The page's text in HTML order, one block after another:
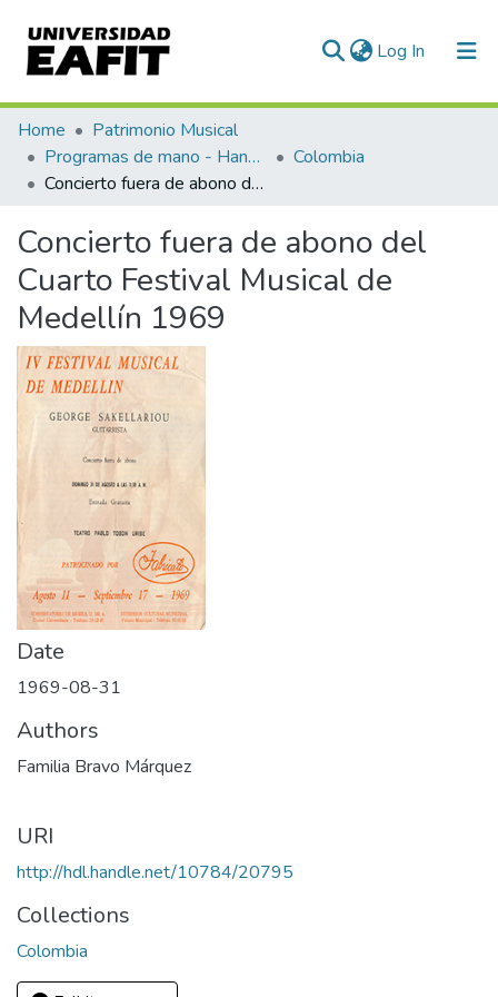
Log In (current)
Communities & Collections
All of DSpace
Home
Patrimonio Musical
Programas de mano - Hand programs
Colombia
Concierto fuera de abono del Cuarto Festival Musical de Medellín 1969
Concierto fuera de abono del
Cuarto Festival Musical de
Medellín 1969
Date
1969-08-31
Authors
Familia Bravo Márquez
URI
http://hdl.handle.net/10784/20795
Collections
Colombia